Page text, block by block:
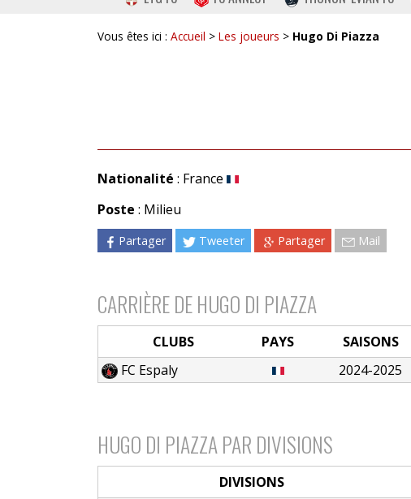
Vous êtes ici : Accueil > Les joueurs > Hugo Di Piazza
Nationalité : France
Poste : Milieu
Partager Tweeter Partager Mail
CARRIÈRE DE HUGO DI PIAZZA
CLUBS PAYS SAISONS
FC Espaly
2024-2025
HUGO DI PIAZZA PAR DIVISIONS
DIVISIONS